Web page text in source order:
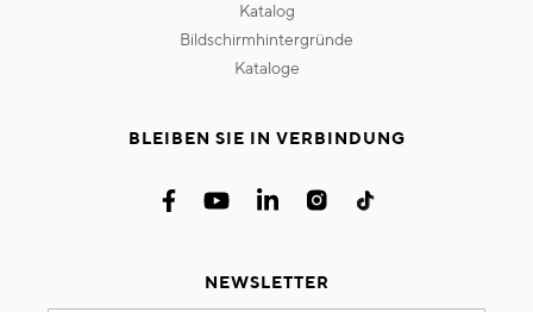
katalog
bildschirmhintergründe
kataloge
BLEIBEN SIE IN VERBINDUNG
NEWSLETTER